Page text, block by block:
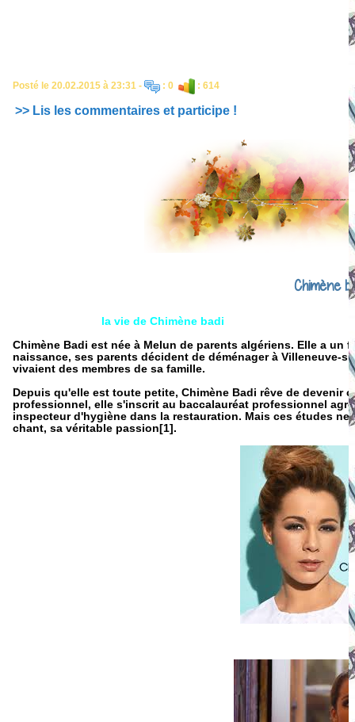
Posté le 20.02.2015 à 23:31 - : 0 : 614
>> Lis les commentaires et participe !
Chimène
la vie de Chimène badi
Chimène Badi est née à Melun de parents algériens. Elle a un
naissance, ses parents décident de déménager à Villeneuve-
vivaient des membres de sa famille.
Depuis qu'elle est toute petite, Chimène Badi rêve de devenir
professionnel, elle s'inscrit au baccalauréat professionnel
inspecteur d'hygiène dans la restauration. Mais ces études
chant, sa véritable passion[1].